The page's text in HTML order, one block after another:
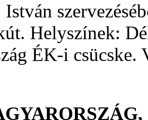
Helyszínek:
ÉK-i csücske.